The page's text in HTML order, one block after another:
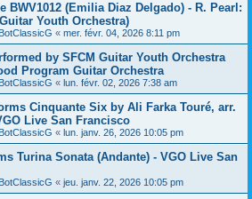
BWV1012 (Emilia Diaz Delgado) - R. Pearl:
Youth Orchestra)
BotClassicG « mer. févr. 04, 2026 8:11 pm
by SFCM Guitar Youth Orchestra
Program Guitar Orchestra
BotClassicG « lun. févr. 02, 2026 7:38 am
Cinquante Six by Ali Farka Touré, arr.
Live San Francisco
BotClassicG « lun. janv. 26, 2026 10:05 pm
Turina Sonata (Andante) - VGO Live San
BotClassicG « jeu. janv. 22, 2026 10:05 pm